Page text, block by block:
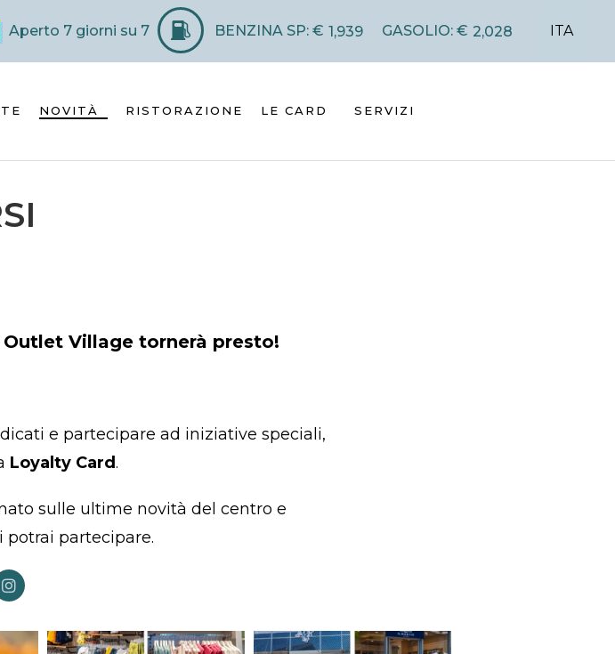
Aperto 7 giorni su 7 BENZINA SP: € 1,939 GASOLIO: € 2,028 ITA
NOVITÀ RISTORAZIONE LE CARD SERVIZI
Village tornerà presto!
e partecipare ad iniziative speciali,
Loyalty Card.
sulle ultime novità del centro e
potrai partecipare.